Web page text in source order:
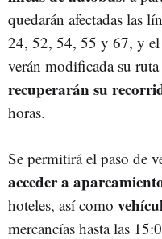
quedarán afectadas las
24, 52, 54, 55 y 67, y
verán modificada su
recuperarán su
horas.
Se permitirá el paso de
acceder a
hoteles, así como
mercancías hasta las